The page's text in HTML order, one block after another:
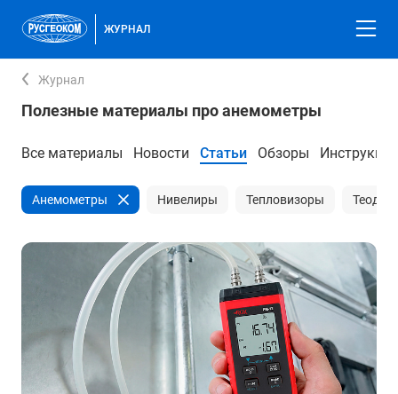
ЖУРНАЛ
Журнал
Полезные материалы про анемометры
Все материалы Новости Статьи Обзоры Инструкции
Анемометры Нивелиры Тепловизоры